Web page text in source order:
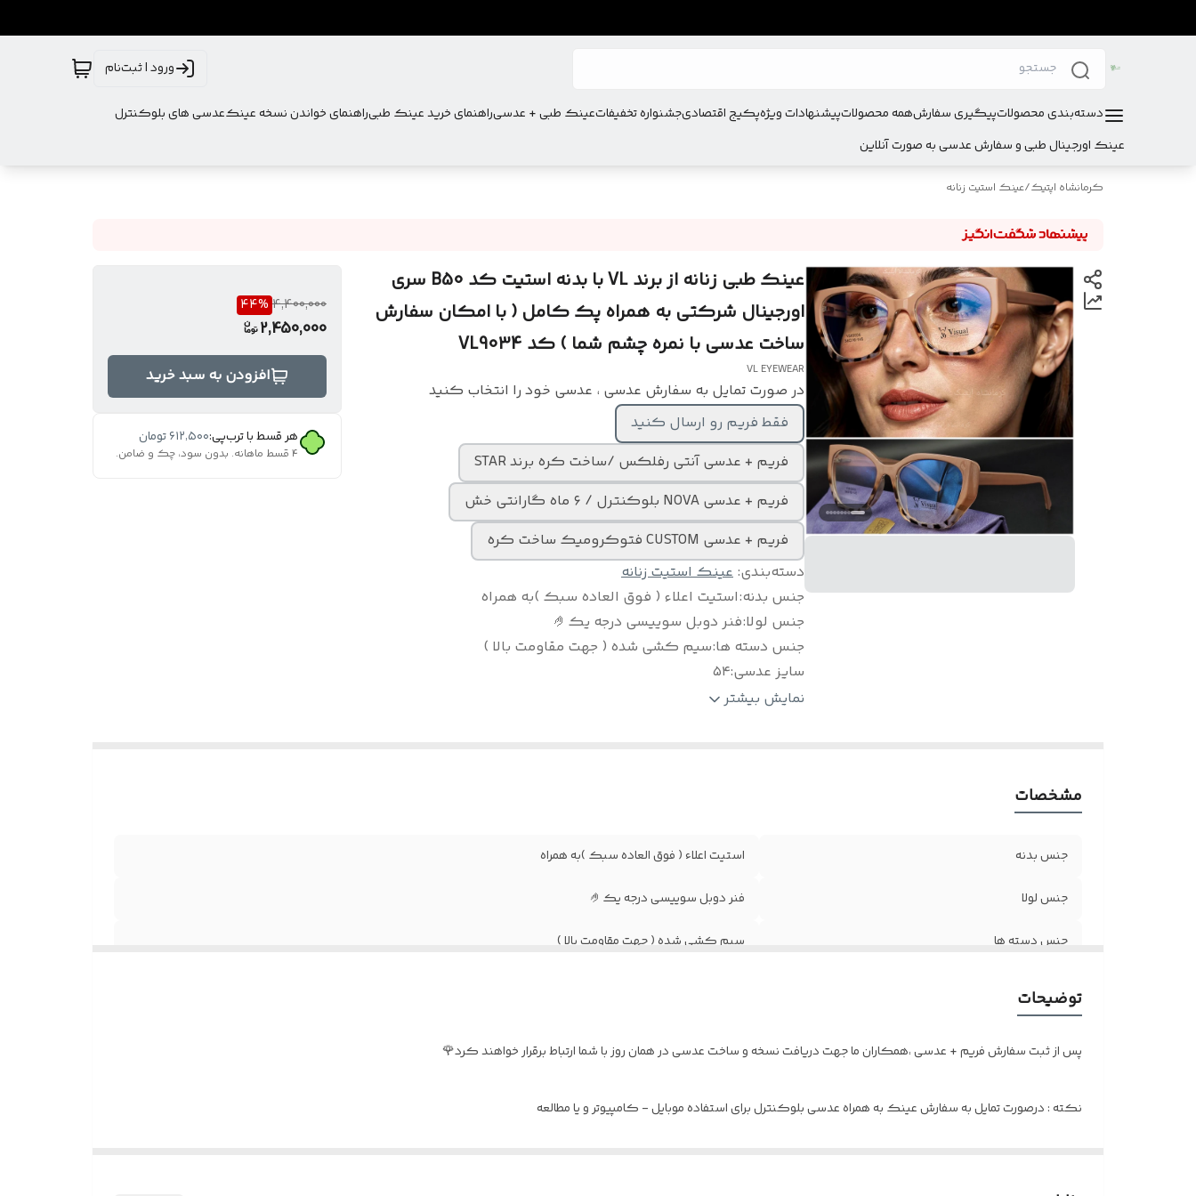
ورود | ثبت‌نام
دسته‌بندی محصولاتپیگیری سفارشهمه محصولاتپیشنهادات ویژهپکیج اقتصادیجشنواره تخفیفاتعینک طبی + عدسیراهنمای خرید عینک طبیراهنمای خواندن نسخه عینکعدسی های بلوکنترل
عینک اورجینال طبی و سفارش عدسی به صورت آنلاین
کرمانشاه اپتیک/عینک استیت زنانه
عینک طبی زنانه از برند VL با بدنه استیت کد B50 سری
اورجینال شرکتی به همراه پک کامل ( با امکان سفارش
ساخت عدسی با نمره چشم شما ) کد VL9034
VL EYEWEAR
در صورت تمایل به سفارش عدسی ، عدسی خود را انتخاب کنید
فقط فریم رو ارسال کنید
فریم + عدسی آنتی رفلکس /ساخت کره برند STAR
فریم + عدسی NOVA بلوکنترل / ۶ ماه گارانتی خش
فریم + عدسی CUSTOM فتوکرومیک ساخت کره
دسته‌بندی: عینک استیت زنانه
جنس بدنه:استیت اعلاء ( فوق العاده سبک )به همراه
جنس لولا:فنر دوبل سوییسی درجه یک🤌
جنس دسته ها:سیم کشی شده ( جهت مقاومت بالا )
سایز عدسی:۵۴
اقلام: به همراه پک کامل و بند هدیه
نمایش بیشتر
4,400,000
44%
2,450,000
افزودن به سبد خرید
هر قسط با ترب‌پی:۶۱۲٬۵۰۰تومان
۴ قسط ماهانه. بدون سود، چک و ضامن.
مشخصات
جنس بدنه استیت اعلاء ( فوق العاده سبک )به همراه
جنس لولا فنر دوبل سوییسی درجه یک🤌
جنس دسته ها سیم کشی شده ( جهت مقاومت بالا )
توضیحات
پس از ثبت سفارش فریم + عدسی ،همکاران ما جهت دریافت نسخه و ساخت عدسی در همان روز با شما ارتباط برقرار خواهند کرد🌹
نکته : درصورت تمایل به سفارش عینک به همراه عدسی بلوکنترل برای استفاده موبایل - کامپیوتر و یا مطالعه